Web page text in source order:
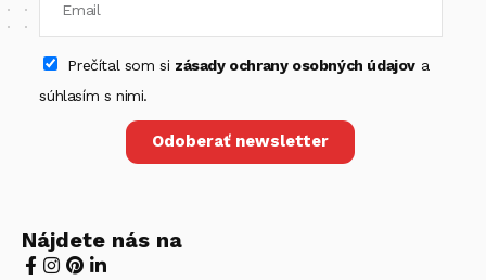
Prečítal som si zásady ochrany osobných údajova
súhlasím s nimi.
Odoberať newsletter
Nájdete nás na